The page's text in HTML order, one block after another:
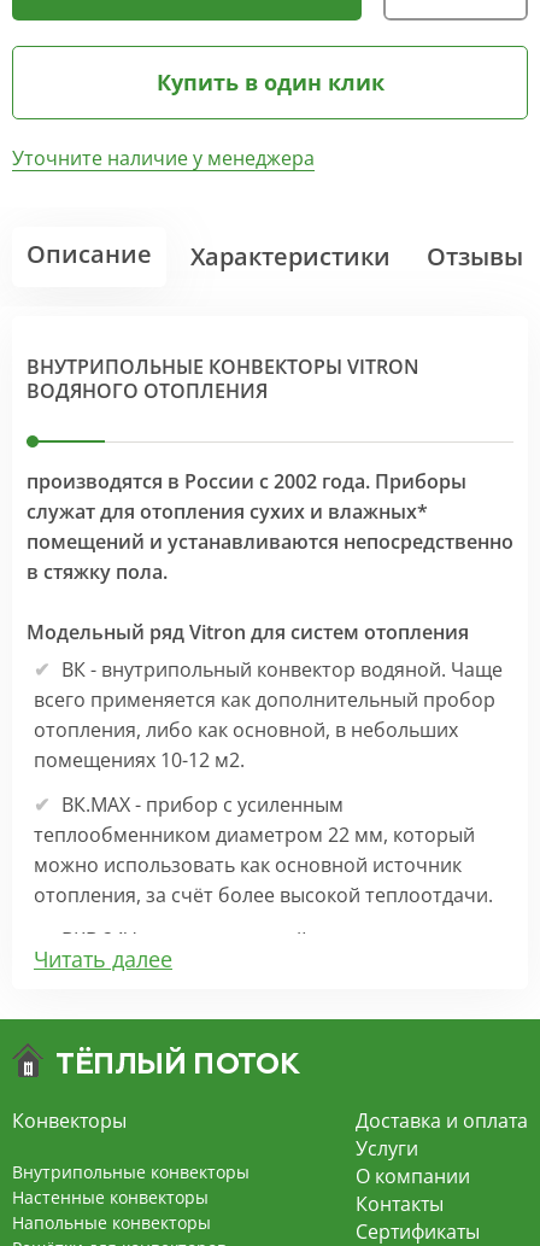
Купить в один клик
Уточните наличие у менеджера
Описание Характеристики Отзывы
ВНУТРИПОЛЬНЫЕ КОНВЕКТОРЫ VITRON
ВОДЯНОГО ОТОПЛЕНИЯ
производятся в России с 2002 года. Приборы
служат для отопления сухих и влажных*
помещений и устанавливаются непосредственно
в стяжку пола.
Модельный ряд Vitron для систем отопления
ВК - внутрипольный конвектор водяной. Чаще
всего применяется как дополнительный пробор
отопления, либо как основной, в небольших
помещениях 10-12 м2.
ВК.МАХ - прибор с усиленным
теплообменником диаметром 22 мм, который
можно использовать как основной источник
отопления, за счёт более высокой теплоотдачи.
ВКВ 24V – внутрипольный конвектор
отопления с вентилятором на 24В подходит для
экономит электроэнергию и бесшумно работает.
конвекцией на 220В. За счет тангенциального
вентилятора создает принудительную
конвекцию, что позволяет обогревать
помещения большой площади.
Читать далее
Конвекторы
Внутрипольные конвекторы
Настенные конвекторы
Напольные конвекторы
Доставка и оплата
Услуги
О компании
Контакты
Сертификаты